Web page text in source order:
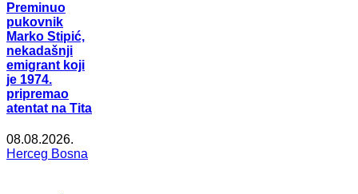
Preminuo
pukovnik
Marko Stipić,
nekadašnji
emigrant koji
je 1974.
pripremao
atentat na Tita
08.08.2026.
Herceg Bosna